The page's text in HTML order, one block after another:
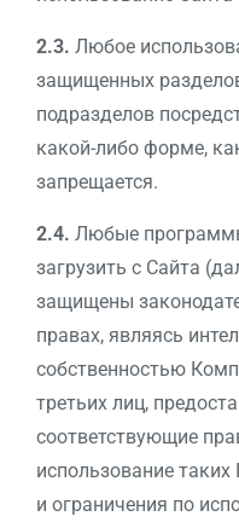
2.3. Любое
защищенных
подразделов
какой-либо форме,
запрещается.
2.4. Любые
загрузить с Сайта
защищены
правах, являясь
собственностью
третьих лиц,
соответствующие
использование
и ограничения по